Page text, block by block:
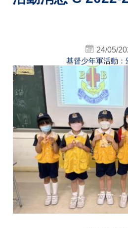
24/05/
基督少年軍活動：